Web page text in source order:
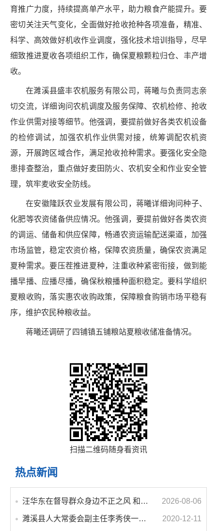
育推广力度，持续提高单产水平，助力粮食产能提升。要
密切关注天气变化，全面做好抢收抢种各项准备，精准、
科学、高效做好机收作业调度，强化技术培训指导，尽早
细致推进夏收各项组织工作，确保夏粮颗粒归仓、丰产增
收。
在濉溪县盛丰农机服务有限公司，蒋曦与负责同志亲
切交流，详细询问农机调度及服务保障、农机检修、抢收
作业供需对接等细节。他强调，要提前做好各类农机设备
的检修调试，加强农机作业供需对接，统筹调配农机资
源，开展跨区域合作，满足抢收抢种需求。要强化安全隐
患排查整治，重点做好麦田防火、农机安全和作业安全管
理，筑牢麦收安全防线。
在安徽隆跃农业发展有限公司，蒋曦详细询问种子、
化肥等农资储备供应情况。他强调，要提前做好各类农资
的调运、储备和供应保障，畅通农资运输配送渠道，加强
市场监管，稳定农资价格，保障农资质量，确保农资满足
夏种需求。要压茬推进夏种，注重收种紧密衔接，做到能
播早播、应播尽播，确保秋粮播种面积稳定。要科学组织
夏粮收购，落实惠农收购政策，保障粮食购销市场平稳有
序，维护农民种粮收益。
蒋曦还调研了四铺镇五铺粮站夏粮收储准备情况。
扫描二维码随身看资讯
热点新闻
汪华东在督导群众身边不正之风 和腐败问题集中整治工作时强调 以更高标准更实举措纵深推进集中整治 不断增强人民群众获得感幸福感安全感 2026-08-06
濉溪县人大常委会副主任李秀侠一行调研城乡客运一体化和治超工作 2020-12-11